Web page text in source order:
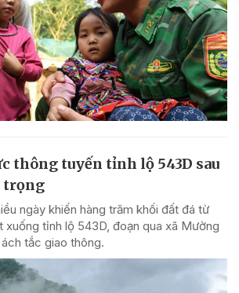
thông tuyến tỉnh lộ 543D sau
trọng
ngày khiến hàng trăm khối đất đá từ
xuống tỉnh lộ 543D, đoạn qua xã Mường
tắc giao thông.